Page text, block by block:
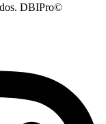
DBIPro©